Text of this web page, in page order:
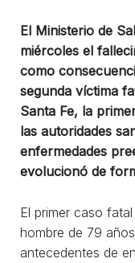
El Ministerio de
miércoles el
como
segunda víctima
Santa Fe, la
las autoridades
enfermedades
evolucionó de
El primer caso
hombre de 79
antecedentes de